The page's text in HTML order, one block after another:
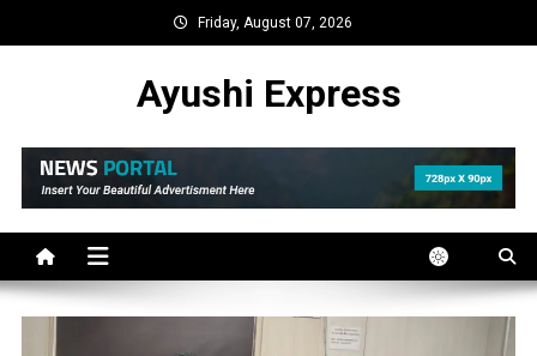
to
Friday, August 07, 2026
Ayushi Express